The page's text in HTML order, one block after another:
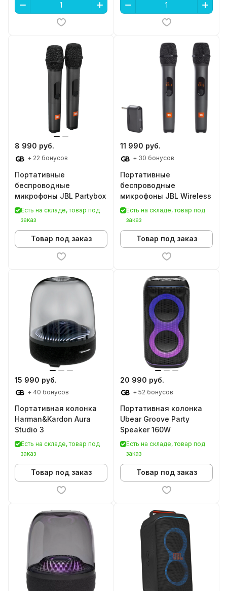
8 990 руб.
+ 22 бонусов
Портативные
беспроводные
микрофоны JBL Partybox
Есть на складе, товар под
заказ
Товар под заказ
11 990 руб.
+ 30 бонусов
Портативные
беспроводные
микрофоны JBL Wireless
Есть на складе, товар под
заказ
Товар под заказ
15 990 руб.
+ 40 бонусов
Портативная колонка
Harman&Kardon Aura
Studio 3
Есть на складе, товар под
заказ
Товар под заказ
20 990 руб.
+ 52 бонусов
Портативная колонка
Ubear Groove Party
Speaker 160W
Есть на складе, товар под
заказ
Товар под заказ